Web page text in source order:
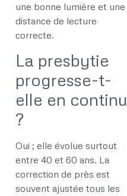
une bonne lumière et une
distance de lecture
correcte.
La presbytie
progresse-t-
elle en continu
?
Oui ; elle évolue surtout
entre 40 et 60 ans. La
correction de près est
souvent ajustée tous les